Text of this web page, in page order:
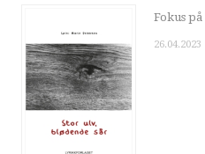
Fokus
26.04.2023